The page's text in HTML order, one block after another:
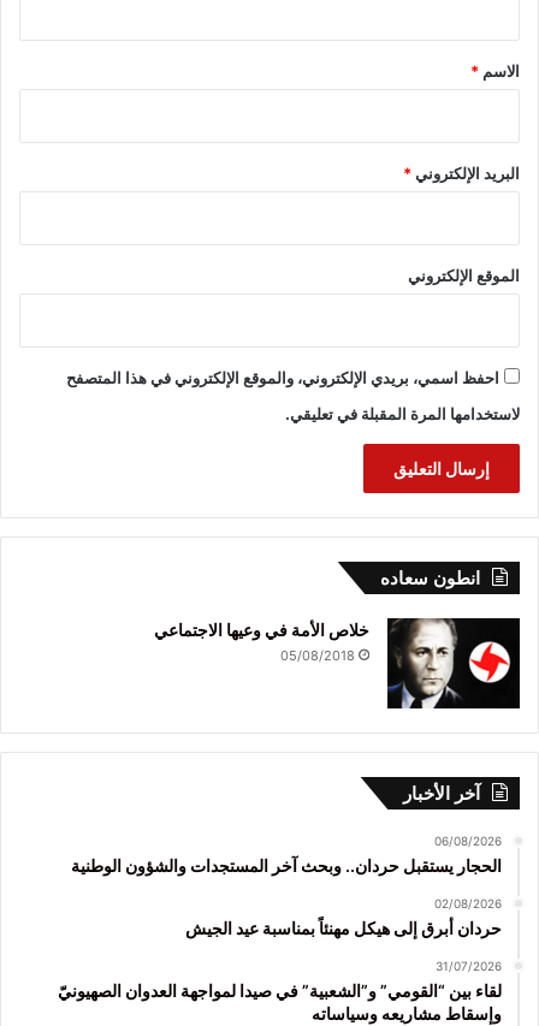
*
الاسم *
البريد الإلكتروني*
الموقع الإلكتروني
احفظ اسمي، بريدي الإلكتروني، والموقع الإلكتروني في هذا المتصفح
لاستخدامها المرة المقبلة في تعليقي.
انطون سعاده
خلاص الأمة في وعيها الاجتماعي
05/08/2018
آخر الأخبار
06/08/2026
الحجار يستقبل حردان.. وبحث آخر المستجدات والشؤون الوطنية
02/08/2026
حردان أبرق إلى هيكل مهنئاً بمناسبة عيد الجيش
31/07/2026
لقاء بين “القومي” و”الشعبية” في صيدا لمواجهة العدوان الصهيونيّ
وإسقاط مشاريعه وسياساته